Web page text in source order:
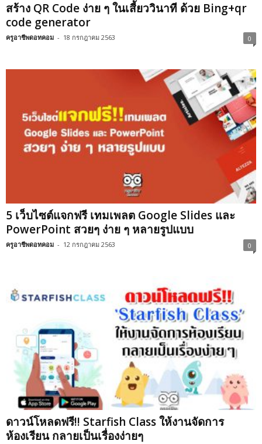
สร้าง QR Code ง่าย ๆ ในเสี้ยววินาที ด้วย Bing+qr
code generator
ครูอาชีพดอทคอม - 18 กรกฎาคม 2563 0
5 เว็บไซต์แจกฟรี เทมเพลต Google Slides และ
PowerPoint สวยๆ ง่าย ๆ หลายรูปแบบ
ครูอาชีพดอทคอม - 12 กรกฎาคม 2563 0
ดาวน์โหลดฟรี!! Starfish Class ให้งานจัดการ
ห้องเรียน กลายเป็นเรื่องง่ายๆ